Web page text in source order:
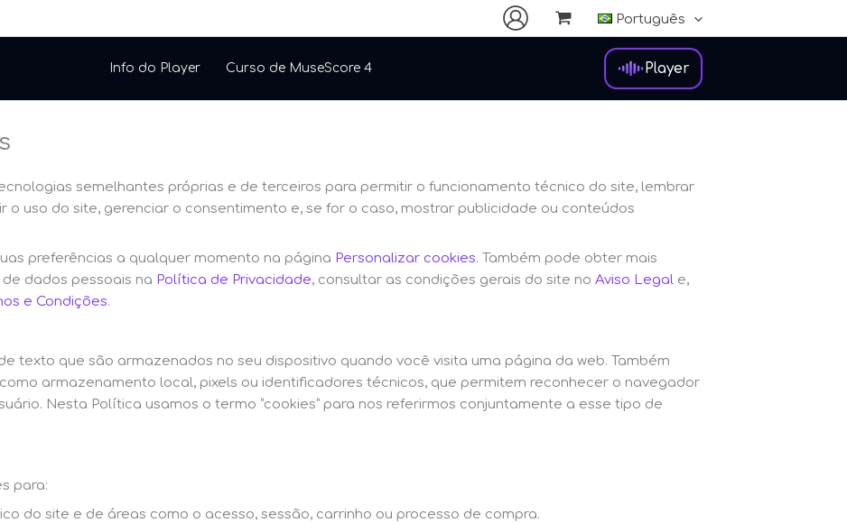
Português
Info do Player Curso de MuseScore 4 Player
semelhantes próprias e de terceiros para permitir o funcionamento técnico do site, lembrar
o uso do site, gerenciar o consentimento e, se for o caso, mostrar publicidade ou conteúdos
preferências a qualquer momento na página Personalizar cookies. Também pode obter mais
dados pessoais na Política de Privacidade, consultar as condições gerais do site no Aviso Legal e,
e Condições.
texto que são armazenados no seu dispositivo quando você visita uma página da web. Também
armazenamento local, pixels ou identificadores técnicos, que permitem reconhecer o navegador
Nesta Política usamos o termo “cookies” para nos referirmos conjuntamente a esse tipo de
para:
do site e de áreas como o acesso, sessão, carrinho ou processo de compra.